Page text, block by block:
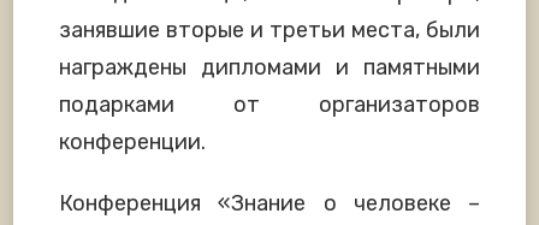
занявшие вторые и третьи места, были
награждены дипломами и памятными
подарками от организаторов
конференции.
Конференция «Знание о человеке –